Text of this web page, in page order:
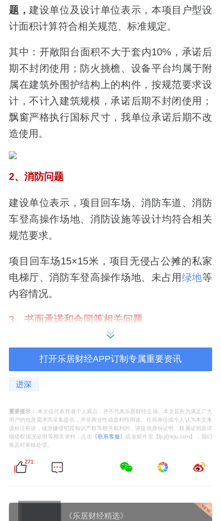
题，建设单位及设计单位表示，本项目户型设
计面积计算符合相关规范、标准规定。
其中：开敞阳台面积不大于套内10%，承诺后
期不封闭使用；防火挑檐、设备平台均属于附
属在建筑外围护结构上的构件，按规范要求设
计，不计入建筑规模，承诺后期不封闭使用；
飘窗严格执行国标尺寸，我单位承诺后期不改
造使用。
2、消防问题
建设单位表示，项目回车场、消防车道、消防
车登高操作场地、消防设施等设计均符合相关
规范要求。
项目回车场15×15米，项目无侵占公摊的私家
电梯厅、消防车登高操作场地、未占用绿地等
内容情况。
3、书面承诺和合同等相关问题
建设单位承诺，在本项目开发及销售过程中，
严格遵守国家及地方相关法律法规，绝不采取
任何违规操作，具体包括但不限于：
假或引人误解的宣传信息、不诱导购房人进行
违章搭建空间。
配套点位：明确约定物业管理用房、社区服
打开乐居财经APP订制专属重要资讯
进深
重要提示： 本文仅代表作者个人观点，并不代表乐居财经立场。本文旨在为满足广大
用户的信息需求而采集提供，并非商业性或盈利性用途。任何单位或个人认为本文来
源标注有误，或涉嫌侵犯其知识产权等相关权利的，请提供身份证明、权属证明及详
细侵权情况证明等相关资料，点击【联系客服 】或发邮件至【ljcj@leju.com】，我们
将及时审核处理。
271
《乐居财经精选》